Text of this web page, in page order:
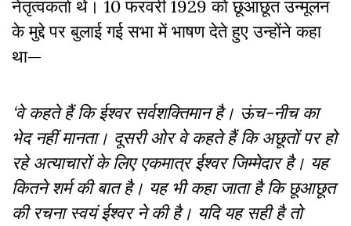
नेतृत्वकर्ता थे। 10 फरवरी 1929 को छूआछूत उन्मूलन
के मुद्दे पर बुलाई गई सभा में भाषण देते हुए उन्होंने कहा
था—
‘वे कहते हैं कि ईश्वर सर्वशक्तिमान है। ऊंच-नीच का
भेद नहीं मानता। दूसरी ओर वे कहते हैं कि अछूतों पर हो
रहे अत्याचारों के लिए एकमात्र ईश्वर जिम्मेदार है। यह
कितने शर्म की बात है। यह भी कहा जाता है कि छूआछूत
की रचना स्वयं ईश्वर ने की है। यदि यह सही है तो